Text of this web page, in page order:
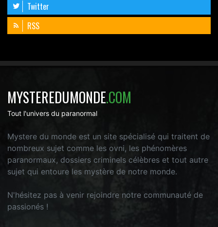
Twitter
RSS
MYSTEREDUMONDE.COM
Tout l'univers du paranormal
Mystere du monde est un site spécialisé qui traitent de
nombreux sujet comme les ovni, les phénomères
paranormaux, dossiers criminels célèbres et tout autre
sujet qui entoure les mystère de notre monde.
N'hésitez pas à venir rejoindre notre communauté de
passionés !